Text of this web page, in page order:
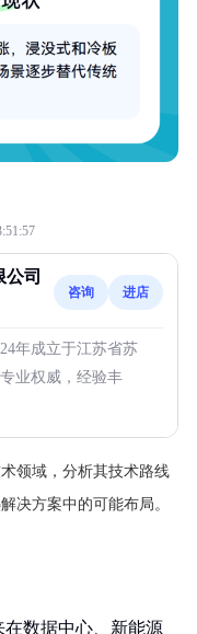
司
咨询 进店
年成立于江苏省苏
业权威，经验丰
领域，分析其技术路线
决方案中的可能布局。
数据中心、新能源